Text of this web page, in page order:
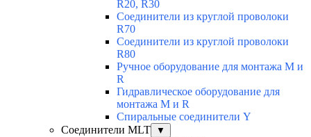
R20, R30
Соединители из круглой проволоки
R70
Соединители из круглой проволоки
R80
Ручное оборудование для монтажа M и
R
Гидравлическое оборудование для
монтажа M и R
Спиральные соединители Y
Соединители MLT
▼